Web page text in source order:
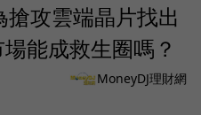
攻雲端晶片找出
能成救生圈嗎？
MoneyDJ理財網